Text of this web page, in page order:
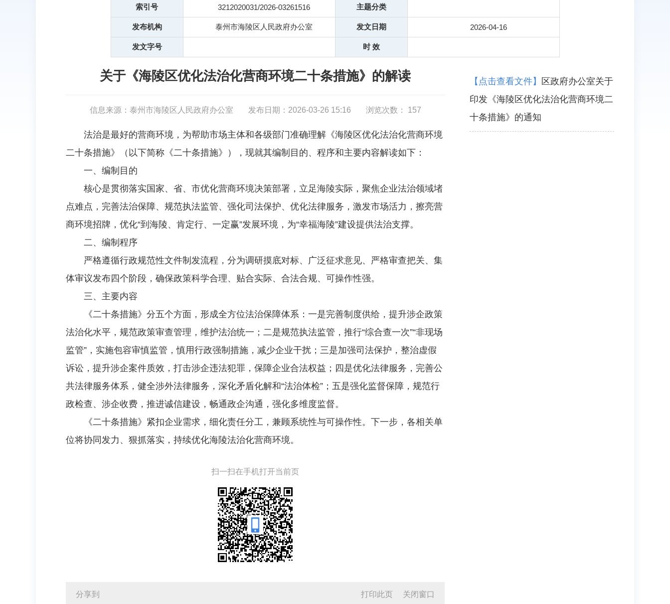
索引号 3212020031/2026-03261516 主题分类
发布机构 泰州市海陵区人民政府办公室 发文日期 2026-04-16
发文字号 时 效
关于《海陵区优化法治化营商环境二十条措施》的解读
信息来源：泰州市海陵区人民政府办公室 发布日期：2026-03-26 15:16 浏览次数： 157
法治是最好的营商环境，为帮助市场主体和各级部门准确理解《海陵区优化法治化营商环境
二十条措施》（以下简称《二十条措施》），现就其编制目的、程序和主要内容解读如下：
一、编制目的
核心是贯彻落实国家、省、市优化营商环境决策部署，立足海陵实际，聚焦企业法治领域堵
点难点，完善法治保障、规范执法监管、强化司法保护、优化法律服务，激发市场活力，擦亮营
商环境招牌，优化“到海陵、肯定行、一定赢”发展环境，为“幸福海陵”建设提供法治支撑。
二、编制程序
严格遵循行政规范性文件制发流程，分为调研摸底对标、广泛征求意见、严格审查把关、集
体审议发布四个阶段，确保政策科学合理、贴合实际、合法合规、可操作性强。
三、主要内容
《二十条措施》分五个方面，形成全方位法治保障体系：一是完善制度供给，提升涉企政策
法治化水平，规范政策审查管理，维护法治统一；二是规范执法监管，推行“综合查一次”“非现场
监管”，实施包容审慎监管，慎用行政强制措施，减少企业干扰；三是加强司法保护，整治虚假
诉讼，提升涉企案件质效，打击涉企违法犯罪，保障企业合法权益；四是优化法律服务，完善公
共法律服务体系，健全涉外法律服务，深化矛盾化解和“法治体检”；五是强化监督保障，规范行
政检查、涉企收费，推进诚信建设，畅通政企沟通，强化多维度监督。
《二十条措施》紧扣企业需求，细化责任分工，兼顾系统性与可操作性。下一步，各相关单
位将协同发力、狠抓落实，持续优化海陵法治化营商环境。
扫一扫在手机打开当前页
分享到 打印此页 关闭窗口
【点击查看文件】
区政府办公室关于
印发《海陵区优化法治化营商环境二
十条措施》的通知